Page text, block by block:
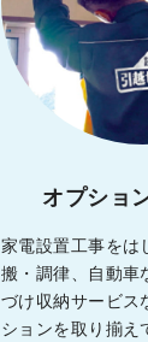
オプショ
家電設置工事をは
搬・調律、自動車
づけ収納サービス
ションを取り揃え